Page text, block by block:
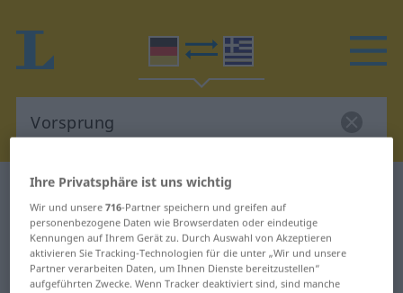
Deutsch-Griechisch Wörterbuch
Deutsch-Griechisch Übersetzung
für "Vorsprung"
Ihre Privatsphäre ist uns wichtig
Wir und unsere716-Partner speichern und greifen auf
personenbezogene Daten wie Browserdaten oder eindeutige
Kennungen auf Ihrem Gerät zu. Durch Auswahl von Akzeptieren
aktivieren Sie Tracking-Technologien für die unter „Wir und unsere
Partner verarbeiten Daten, um Ihnen Dienste bereitzustellen“
aufgeführten Zwecke. Wenn Tracker deaktiviert sind, sind manche